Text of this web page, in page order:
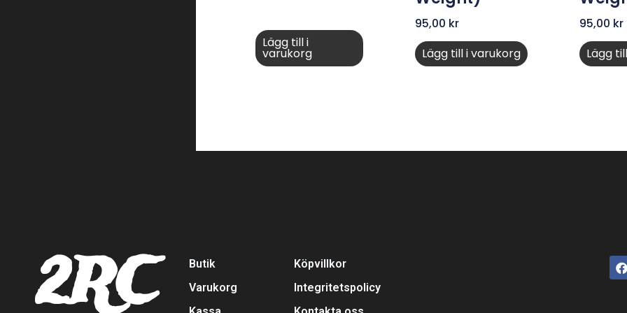
Lägg till i
varukorg
95,00 kr
Lägg till i varukorg
95,00 kr
Lägg
2RC
Butik
Varukorg
Köpvillkor
Integritetspolicy